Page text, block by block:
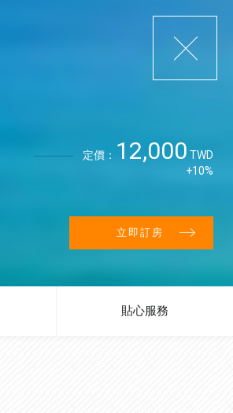
定價： 12,000 TWD
+10%
立即訂房
貼心服務